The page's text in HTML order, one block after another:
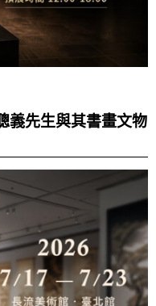
義先生與其書畫文物